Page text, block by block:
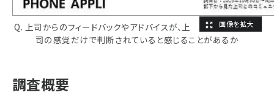
Q. 上司からのフィードバックやアドバイスが、上
司の感覚だけで判断されていると感じることがあるか
調査概要